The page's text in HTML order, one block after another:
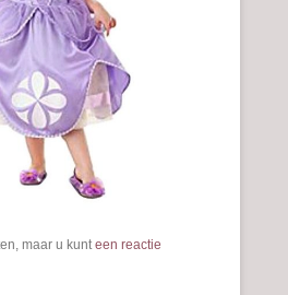
maar u kunteen reactie